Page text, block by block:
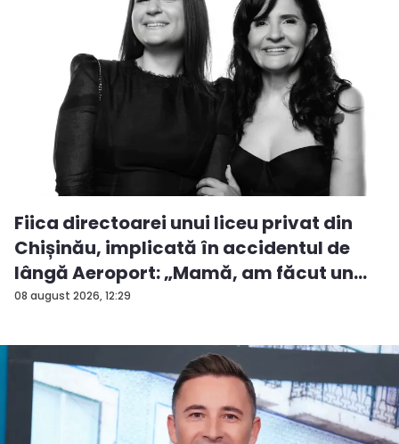
08 august 2026, 12:29
Fiica directoarei unui liceu privat din
Chișinău, implicată în accidentul de
lângă Aeroport: „Mamă, am făcut un
ac...